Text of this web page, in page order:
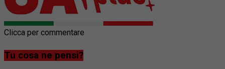
Clicca per commentare
Tu cosa ne pensi?